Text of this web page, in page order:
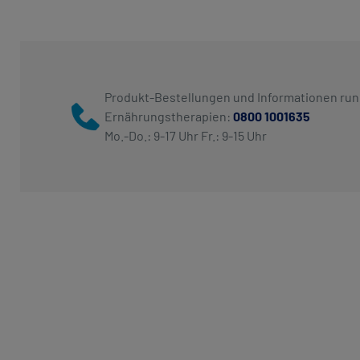
Produkt-Bestellungen und Informationen
Ernährungstherapien: 0800 1001635
Mo.-Do.: 9-17 Uhr Fr.: 9-15 Uhr​